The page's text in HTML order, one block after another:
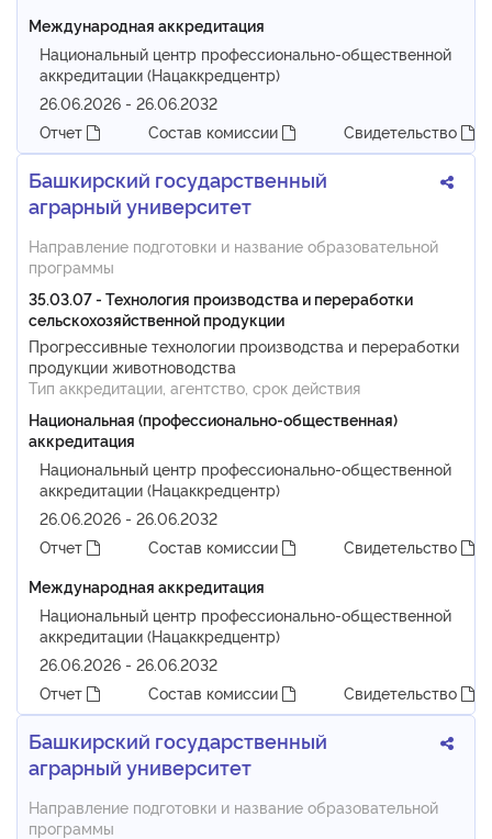
Международная аккредитация
Национальный центр профессионально-общественной
аккредитации (Нацаккредцентр)
26.06.2026 - 26.06.2032
Отчет
Состав комиссии Свидетельство
Башкирский государственный
аграрный университет
Направление подготовки и название образовательной
программы
35.03.07 - Технология производства и переработки
сельскохозяйственной продукции
Прогрессивные технологии производства и переработки
продукции животноводства
Тип аккредитации, агентство, срок действия
Национальная (профессионально-общественная)
аккредитация
Национальный центр профессионально-общественной
аккредитации (Нацаккредцентр)
26.06.2026 - 26.06.2032
Отчет
Состав комиссии
Свидетельство
Международная аккредитация
Национальный центр профессионально-общественной
аккредитации (Нацаккредцентр)
26.06.2026 - 26.06.2032
Отчет
Состав комиссии Свидетельство
Башкирский государственный
аграрный университет
Направление подготовки и название образовательной
программы